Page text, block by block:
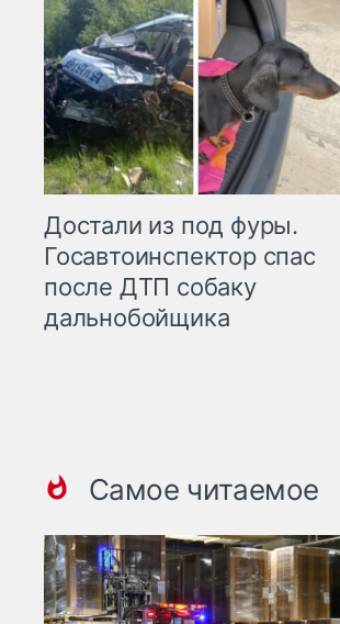
Достали из под фуры.
Госавтоинспектор спас
после ДТП собаку
дальнобойщика
Самое читаемое